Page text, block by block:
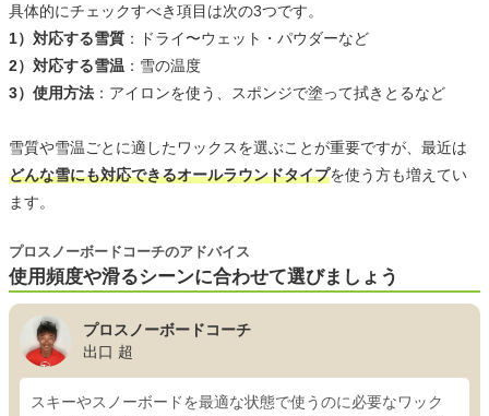
具体的にチェックすべき項目は次の3つです。
1）対応する雪質 ：ドライ〜ウェット・パウダーなど
2）対応する雪温 ：雪の温度
3）使用方法 ：アイロンを使う、スポンジで塗って拭きとるなど
雪質や雪温ごとに適したワックスを選ぶことが重要ですが、最近は
どんな雪にも対応できるオールラウンドタイプを使う方も増えてい
ます。
使用頻度や滑るシーンに合わせて選びましょう
プロスノーボードコーチのアドバイス
プロスノーボードコーチ
出口 超
スキーやスノーボードを最適な状態で使うのに必要なワック